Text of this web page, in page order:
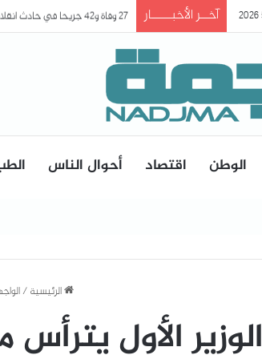
آخــر الأخبـــــار 27 وفاة و42 جريحا في حادث انقلاب حافلة ببومرداس..
الوطن اقتصاد أحوال الناس
الرئيسية/
الوزير الأول